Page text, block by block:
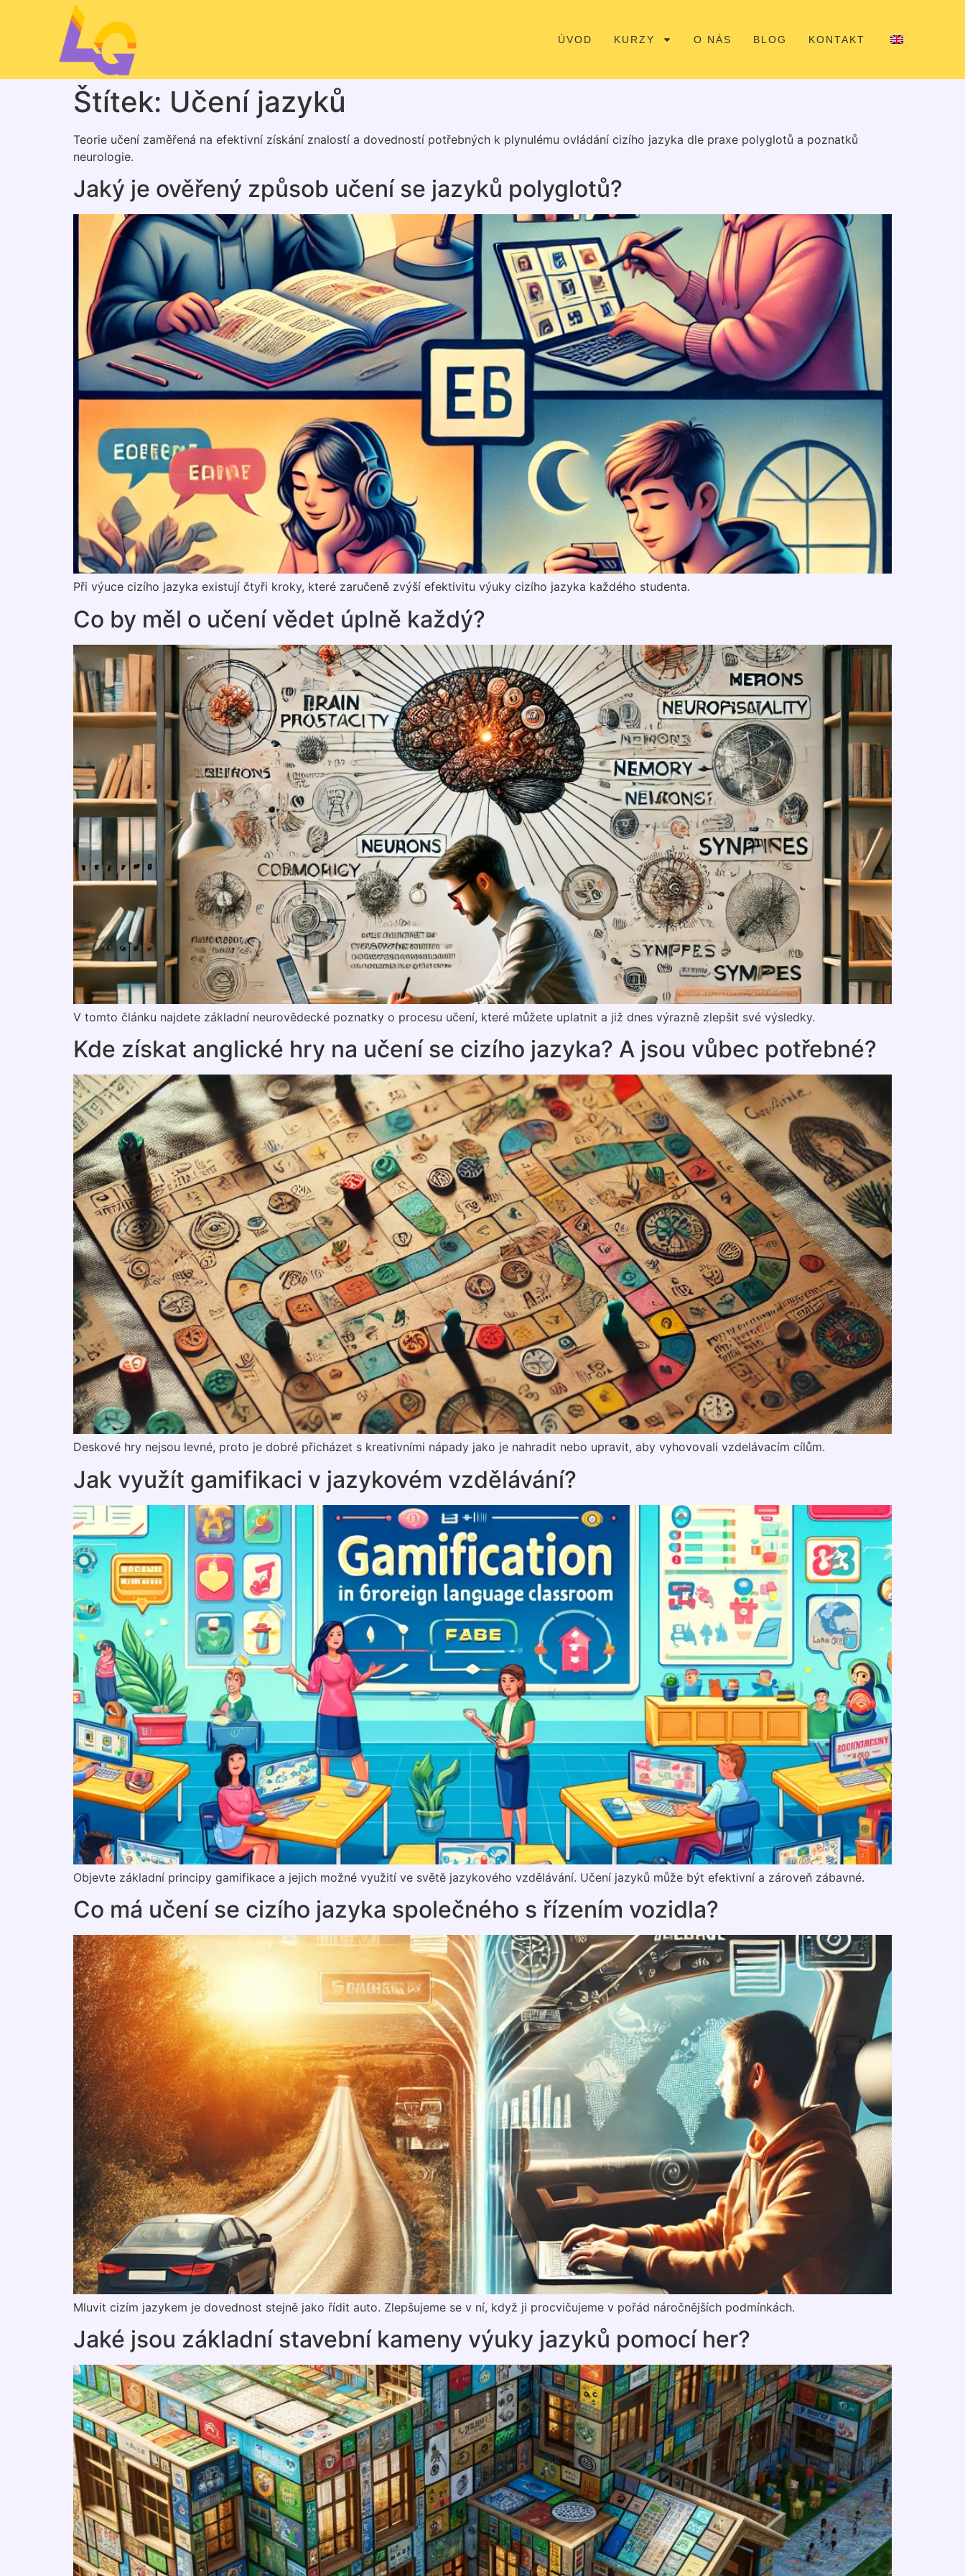
ÚVOD KURZY O NÁS BLOG KONTAKT
Štítek: Učení jazyků
Teorie učení zaměřená na efektivní získání znalostí a dovedností potřebných k plynulému ovládání cizího jazyka dle praxe polyglotů a poznatků
neurologie.
Jaký je ověřený způsob učení se jazyků polyglotů?
Při výuce cizího jazyka existují čtyři kroky, které zaručeně zvýší efektivitu výuky cizího jazyka každého studenta.
Co by měl o učení vědet úplně každý?
V tomto článku najdete základní neurovědecké poznatky o procesu učení, které můžete uplatnit a již dnes výrazně zlepšit své výsledky.
Kde získat anglické hry na učení se cizího jazyka? A jsou vůbec potřebné?
Deskové hry nejsou levné, proto je dobré přicházet s kreativními nápady jako je nahradit nebo upravit, aby vyhovovali vzdelávacím cílům.
Jak využít gamifikaci v jazykovém vzdělávání?
Objevte základní principy gamifikace a jejich možné využití ve světě jazykového vzdělávání. Učení jazyků může být efektivní a zároveň zábavné.
Co má učení se cizího jazyka společného s řízením vozidla?
Mluvit cizím jazykem je dovednost stejně jako řídit auto. Zlepšujeme se v ní, když ji procvičujeme v pořád náročnějších podmínkách.
Jaké jsou základní stavební kameny výuky jazyků pomocí her?